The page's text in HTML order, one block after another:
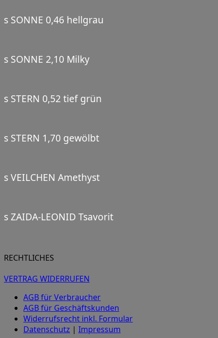
s SONNE 0,46 hellgrau
s SONNE 2,10 Milky
s STERN 0,52 tief grün
s STERN 1,70 gewölbt
s VEILCHEN Amethyst
s ZAIDA-LEONID Tsavorit
RECHTLICHES
VERTRAG WIDERRUFEN
AGB für Verbraucher
AGB für Geschäftskunden
Widerrufsrecht inkl. Formular
Datenschutz | Impressum